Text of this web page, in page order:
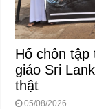
Hố chôn tập
giáo Sri
thật
05/08/2026